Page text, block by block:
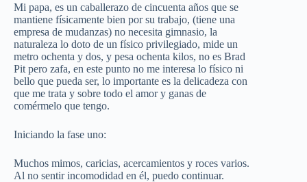
Mi papa, es un caballerazo de cincuenta años que se
mantiene físicamente bien por su trabajo, (tiene una
empresa de mudanzas) no necesita gimnasio, la
naturaleza lo doto de un físico privilegiado, mide un
metro ochenta y dos, y pesa ochenta kilos, no es Brad
Pit pero zafa, en este punto no me interesa lo físico ni
bello que pueda ser, lo importante es la delicadeza con
que me trata y sobre todo el amor y ganas de
comérmelo que tengo.
Iniciando la fase uno:
Muchos mimos, caricias, acercamientos y roces varios.
Al no sentir incomodidad en él, puedo continuar.